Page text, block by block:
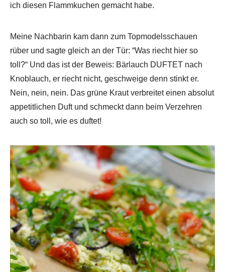
ich diesen Flammkuchen gemacht habe.
Meine Nachbarin kam dann zum Topmodelsschauen
rüber und sagte gleich an der Tür: “Was riecht hier so
toll?“ Und das ist der Beweis: Bärlauch DUFTET nach
Knoblauch, er riecht nicht, geschweige denn stinkt er.
Nein, nein, nein. Das grüne Kraut verbreitet einen absolut
appetitlichen Duft und schmeckt dann beim Verzehren
auch so toll, wie es duftet!